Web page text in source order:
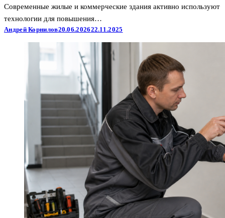
Современные жилые и коммерческие здания активно используют
технологии для повышения…
Андрей Корнилов20.06.202622.11.2025